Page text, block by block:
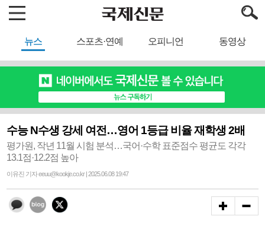
뉴스 스포츠·연예 오피니언 동영상
수능 N수생 강세 여전…영어 1등급 비율 재학생 2배
평가원, 작년 11월 시험 분석…국어·수학 표준점수 평균도 각각
13.1점·12.2점 높아
이유진 기자 eeuu@kookje.co.kr | 2025.06.08 19:47